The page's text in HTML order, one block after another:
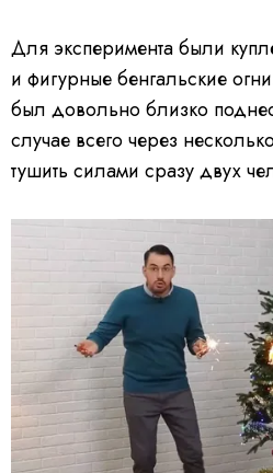
Для эксперимента были
и фигурные бенгальские
был довольно близко
случае всего через
тушить силами сразу двух